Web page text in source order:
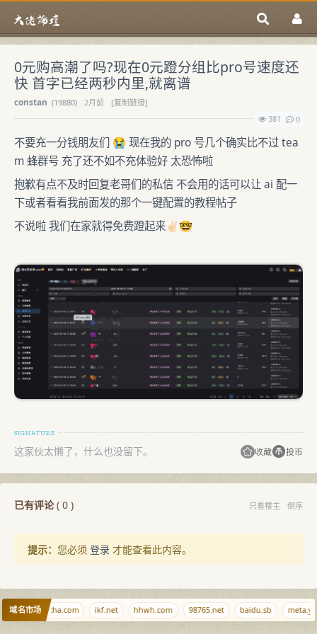
0元购高潮了吗?现在0元蹬分组比pro号速度还
快 首字已经两秒内里,就离谱
constan (19880) 2月前
[复制链接]
381
0
不要充一分钱朋友们 😭 现在我的 pro 号几个确实比不过 tea
m 蜂群号 充了还不如不充体验好 太恐怖啦
抱歉有点不及时回复老哥们的私信 不会用的话可以让 ai 配一
下或者看看我前面发的那个一键配置的教程帖子
不说啦 我们在家就得免费蹬起来✌🏻🤓
这家伙太懒了，什么也没留下。 收藏 投币
已有评论( 0 ) 只看楼主 倒序
提示： 您必须 登录 才能查看此内容。
域名市场
aizhaocha.com ikf.net hhwh.com 98765.net baidu.sb